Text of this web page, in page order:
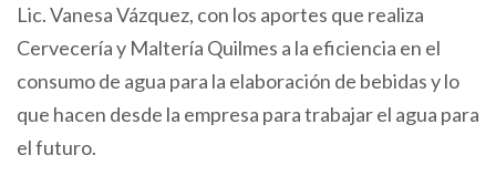
Lic. Vanesa Vázquez, con los aportes que realiza
Cervecería y Maltería Quilmes a la eficiencia en el
consumo de agua para la elaboración de bebidas y lo
que hacen desde la empresa para trabajar el agua para
el futuro.